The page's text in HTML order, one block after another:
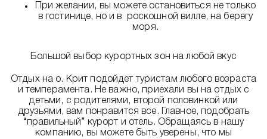
При желании, вы можете остановиться не только
в гостинице, но и в роскошной вилле, на берегу
моря.
Большой выбор курортных зон на любой вкус
Отдых на о. Крит подойдет туристам любого возраста
и темперамента. Не важно, приехали вы на отдых с
детьми, с родителями, второй половинкой или
друзьями, вам понравится все. Главное, подобрать
“правильный” курорт и отель. Обращаясь в нашу
компанию, вы можете быть уверены, что мы